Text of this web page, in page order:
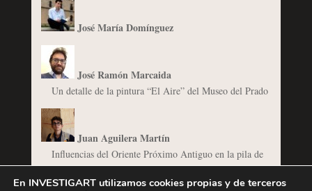
José María Domínguez
José Ramón Marcaida
Un detalle de la pintura “El Aire” del Museo del Prado
Juan Aguilera Martín
Influencias del Oriente Próximo Antiguo en la pila de
Almanzor
En INVESTIGART utilizamos cookies propias y de terceros